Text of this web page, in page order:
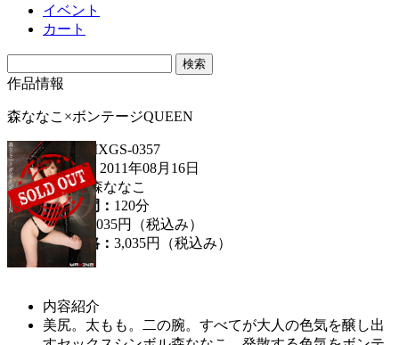
イベント
カート
作品情報
森ななこ×ボンテージQUEEN
品番：
MXGS-0357
発売日： 2011年08月16日
女優：森ななこ
収録時間： 120分
定価：3,035円（税込み）
販売価格： 3,035円 （税込み）
内容紹介
美尻。太もも。二の腕。すべてが大人の色気を醸し出